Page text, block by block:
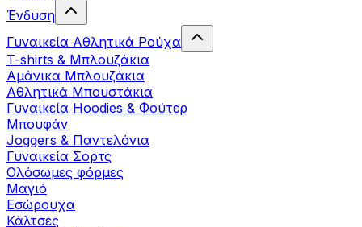
Ένδυση
Γυναικεία Αθλητικά Ρούχα
T-shirts & Μπλουζάκια
Αμάνικα Μπλουζάκια
Aθλητικά Μπουστάκια
Γυναικεία Hoodies & Φούτερ
Μπουφάν
Joggers & Παντελόνια
Γυναικεία Σορτς
Ολόσωμες φόρμες
Μαγιό
Εσώρουχα
Κάλτσες